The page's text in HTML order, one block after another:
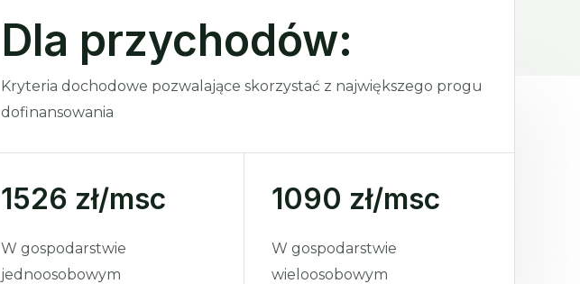
Dla przychodów:
Kryteria dochodowe pozwalające skorzystać z największego progu
dofinansowania
1526 zł/msc
W gospodarstwie
jednoosobowym
1090 zł/msc
W gospodarstwie
wieloosobowym